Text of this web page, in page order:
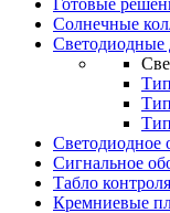
Солнечные
Светодиодные
Светодиодное
Сигнальное
Табло
Кремниевые